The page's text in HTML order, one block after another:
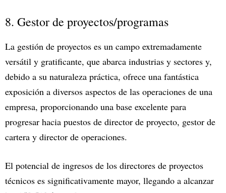
8. Gestor de proyectos/programas
La gestión de proyectos es un campo extremadamente
versátil y gratificante, que abarca industrias y sectores y,
debido a su naturaleza práctica, ofrece una fantástica
exposición a diversos aspectos de las operaciones de una
empresa, proporcionando una base excelente para
progresar hacia puestos de director de proyecto, gestor de
cartera y director de operaciones.
El potencial de ingresos de los directores de proyectos
técnicos es significativamente mayor, llegando a alcanzar